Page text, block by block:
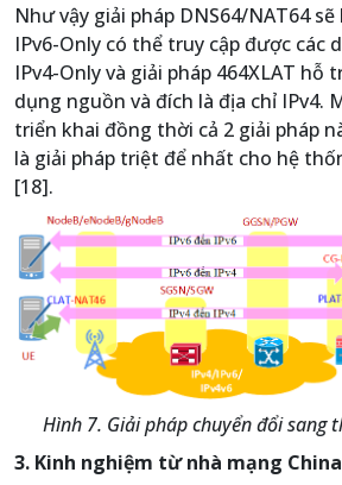
Như vậy giải pháp DNS64/NAT64
IPv6-Only có thể truy cập được các
IPv4-Only và giải pháp 464XLAT hỗ
dụng nguồn và đích là địa chỉ IPv4.
triển khai đồng thời cả 2 giải pháp
là giải pháp triệt để nhất cho hệ
[18].
Hình 7. Giải pháp chuyển đổi sang
3. Kinh nghiệm từ nhà mạng